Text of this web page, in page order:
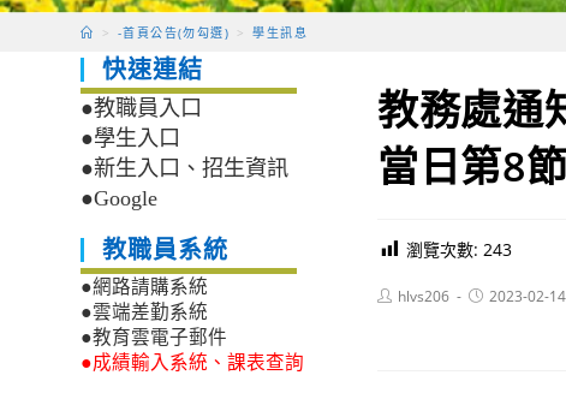
> -首頁公告(勿勾選) > 學生訊息
教務處通
當日第8
瀏覽次數: 243
Posthlvs206
Post2023-02-14
快速連結
●教職員入口
●學生入口
●新生入口、招生資訊
●Google
教職員系統
●網路請購系統
●雲端差勤系統
●教育雲電子郵件
●成績輸入系統、課表查詢